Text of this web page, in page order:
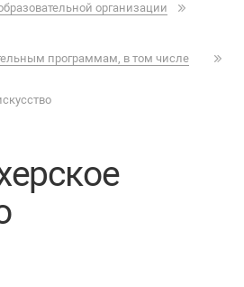
организации
программам, в том числе